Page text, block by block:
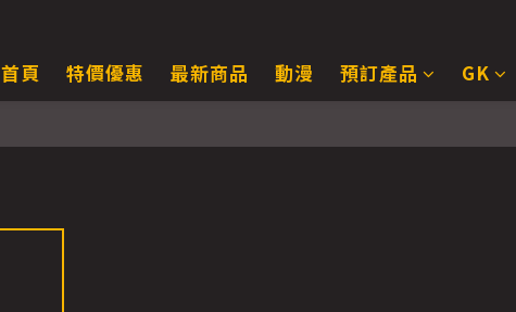
首頁
特價優惠 最新商品 動漫 預訂產品 GK